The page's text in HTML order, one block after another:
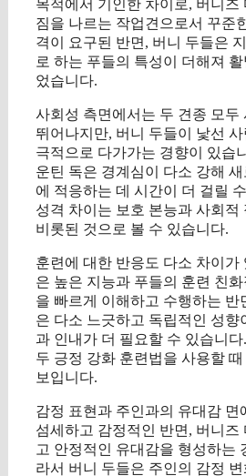
목적에서 기인한 차이로, 버니즈
짐을 나르는 작업견으로서 꾸준
격이 요구된 반면, 버니 두들은
로 하는 푸들의 특성이 더해져
었습니다.
사회성 측면에서는 두 견종 모두
뛰어나지만, 버니 두들이 낯선
극적으로 다가가는 경향이 있습
운틴 독은 경계심이 다소 강해
에 적응하는 데 시간이 더 걸릴
성격 차이는 보호 본능과 사회적
비롯된 것으로 볼 수 있습니다.
훈련에 대한 반응도 다소 차이가
은 높은 지능과 푸들의 훈련 친
을 빠르게 이해하고 수행하는 반
은 다소 느긋하고 독립적인 성향
과 인내가 더 필요할 수 있습니
두 긍정 강화 훈련법을 사용할
보입니다.
감정 표현과 주인과의 유대감 면
섬세하고 감정적인 반면, 버니즈
고 안정적인 유대감을 형성하는
라서 버니 두들은 주인의 감정